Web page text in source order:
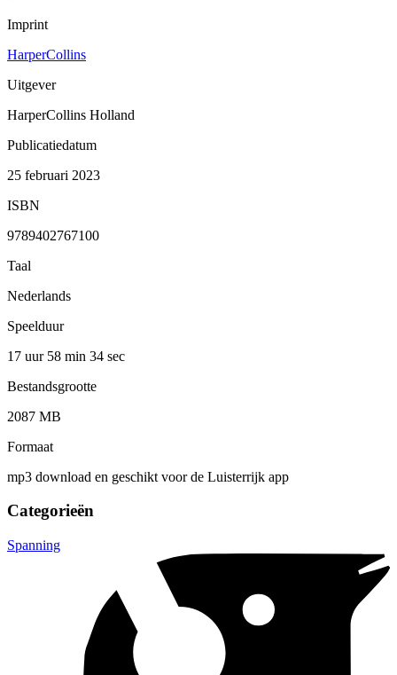
Imprint
HarperCollins
Uitgever
HarperCollins Holland
Publicatiedatum
25 februari 2023
ISBN
9789402767100
Taal
Nederlands
Speelduur
17 uur 58 min 34 sec
Bestandsgrootte
2087 MB
Formaat
mp3 download en geschikt voor de Luisterrijk app
Categorieën
Spanning